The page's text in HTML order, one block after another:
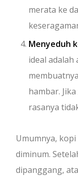
merata ke
Menyeduh
ideal adalah
hambar.
rasanya
Umumnya,
diminum.
dipanggang,